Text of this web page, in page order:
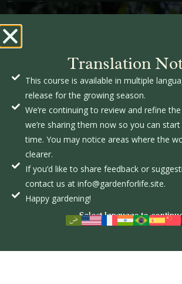
ब्रिटनी
हेल
Translation
This course is available in multiple
release for the growing season.
We’re continuing to review and refine
we’re sharing them now so you can
time. You may notice areas where the
clearer.
If you’d like to share feedback or
contact us at info@gardenforlife.site.
Happy gardening!
Select language to